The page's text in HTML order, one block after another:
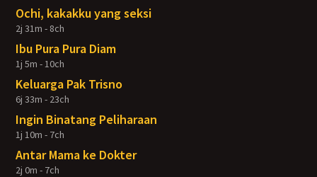
Ochi, kakakku yang seksi
2j 31m - 8ch
Ibu Pura Pura Diam
1j 5m - 10ch
Keluarga Pak Trisno
6j 33m - 23ch
Ingin Binatang Peliharaan
1j 10m - 7ch
Antar Mama ke Dokter
2j 0m - 7ch